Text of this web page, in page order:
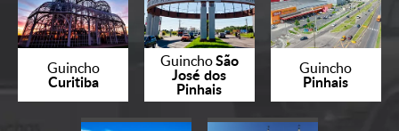
Guincho
Curitiba
GuinchoSão
José dos
Pinhais
Guincho
Pinhais